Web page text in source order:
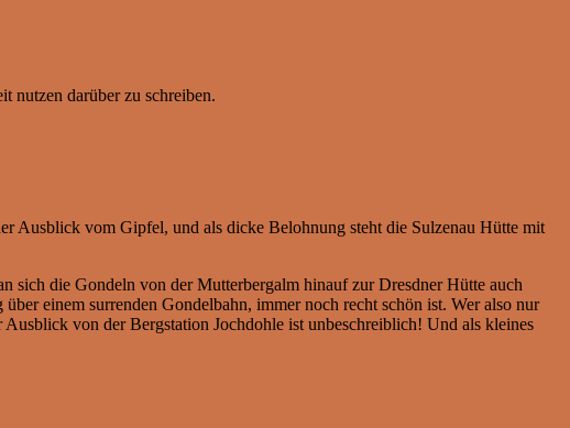
nutzen darüber zu schreiben.
Ausblick vom Gipfel, und als dicke Belohnung steht die Sulzenau Hütte mit
sich die Gondeln von der Mutterbergalm hinauf zur Dresdner Hütte auch
einem surrenden Gondelbahn, immer noch recht schön ist. Wer also nur
von der Bergstation Jochdohle ist unbeschreiblich! Und als kleines